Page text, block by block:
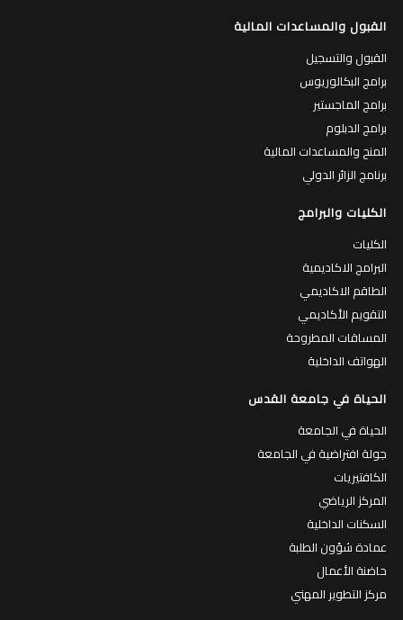
القبول والمساعدات المالية
القبول والتسجيل
برامج البكالوريوس
برامج الماجستير
برامج الدبلوم
المنح والمساعدات المالية
برنامج الزائر الدولي
الكليات والبرامج
الكليات
البرامج الاكاديمية
الطاقم الاكاديمي
التقويم الأكاديمي
المساقات المطروحة
الهواتف الداخلية
الحياة في جامعة القدس
الحياة في الجامعة
جولة افتراضية في الجامعة
الكافتيريات
المركز الرياضي
السكنات الداخلية
عمادة شؤون الطلبة
حاضنة الأعمال
مركز التطوير المهني